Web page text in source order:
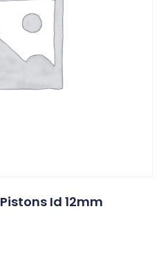
Id 12mm